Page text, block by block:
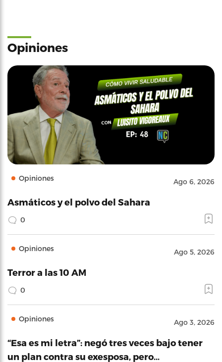
Opiniones
Opiniones Ago 6, 2026
Asmáticos y el polvo del Sahara
0
Opiniones Ago 5, 2026
Terror a las 10 AM
0
Opiniones Ago 3, 2026
“Esa es mi letra”: negó tres veces bajo tener
un plan contra su exesposa, pero…